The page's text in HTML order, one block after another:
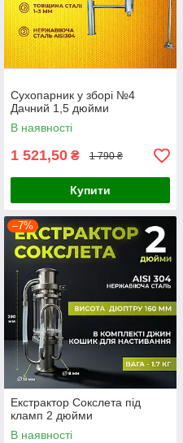
Сухопарник у зборі №4
Дачний 1,5 дюйми
В наявності
1 521,50 ₴ 1 790 ₴
Купити
–7%
Екстрактор Сокслета під
кламп 2 дюйми
В наявності